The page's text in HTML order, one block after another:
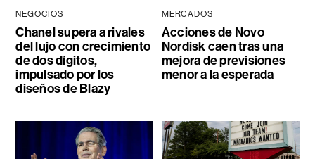
NEGOCIOS
Chanel supera a rivales
del lujo con crecimiento
de dos dígitos,
impulsado por los
diseños de Blazy
MERCADOS
Acciones de Novo
Nordisk caen tras una
mejora de previsiones
menor a la esperada